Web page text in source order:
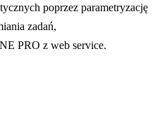
poprzez parametryzację
zadań,
PRO z web service.